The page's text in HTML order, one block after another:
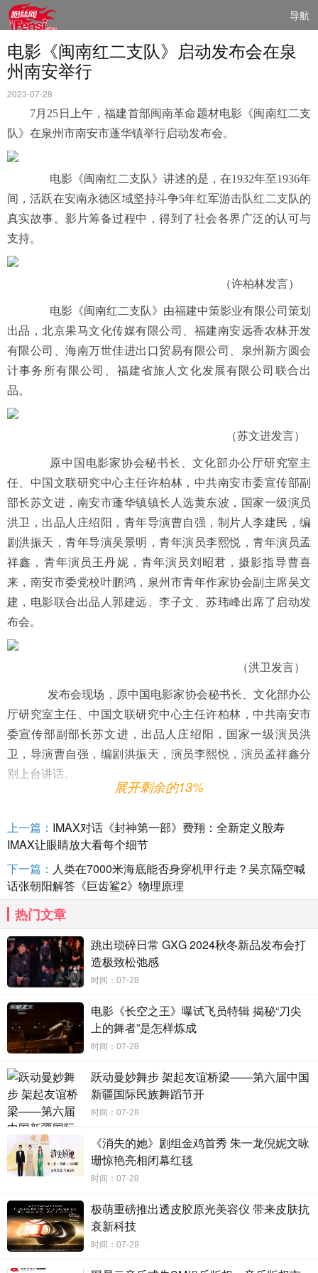
导航
电影《闽南红二支队》启动发布会在泉
州南安举行
2023-07-28
7月25日上午，福建首部闽南革命题材电影《闽南红二支
队》在泉州市南安市蓬华镇举行启动发布会。
电影《闽南红二支队》讲述的是，在1932年至1936年
间，活跃在安南永德区域坚持斗争5年红军游击队红二支队的
真实故事。影片筹备过程中，得到了社会各界广泛的认可与
支持。
（许柏林发言）
电影《闽南红二支队》由福建中策影业有限公司策划
出品，北京果马文化传媒有限公司、福建南安远香农林开发
有限公司、海南万世佳进出口贸易有限公司、泉州新方圆会
计事务所有限公司、福建省旅人文化发展有限公司联合出
品。
（苏文进发言）
原中国电影家协会秘书长、文化部办公厅研究室主
任、中国文联研究中心主任许柏林，中共南安市委宣传部副
部长苏文进，南安市蓬华镇镇长人选黄东波，国家一级演员
洪卫，出品人庄绍阳，青年导演曹自强，制片人李建民，编
剧洪振天，青年导演吴景明，青年演员李熙悦，青年演员孟
祥鑫，青年演员王丹妮，青年演员刘昭君，摄影指导曹喜
来，南安市委党校叶鹏鸿，泉州市青年作家协会副主席吴文
建，电影联合出品人郭建远、李子文、苏玮峰出席了启动发
布会。
（洪卫发言）
发布会现场，原中国电影家协会秘书长、文化部办公
厅研究室主任、中国文联研究中心主任许柏林，中共南安市
委宣传部副部长苏文进，出品人庄绍阳，国家一级演员洪
卫，导演曹自强，编剧洪振天，演员李熙悦，演员孟祥鑫分
别上台讲话。
随后，许柏林秘书长、苏文进副部长、出品人庄绍
阳、导演曹自强、演员洪卫、编剧洪振天、演员李熙悦、演
束。
展开剩余的13%
上一篇： IMAX对话《封神第一部》费翔：全新定义殷寿
IMAX让眼睛放大看每个细节
下一篇： 人类在7000米海底能否身穿机甲行走？吴京隔空喊
话张朝阳解答《巨齿鲨2》物理原理
热门文章
跳出琐碎日常 GXG 2024秋冬新品发布会打
造极致松弛感
时间：07-28
电影《长空之王》曝试飞员特辑 揭秘“刀尖
上的舞者”是怎样炼成
时间：07-28
跃动曼妙舞步 架起友谊桥梁——第六届中国
新疆国际民族舞蹈节开
时间：07-28
《消失的她》剧组金鸡首秀 朱一龙倪妮文咏
珊惊艳亮相闭幕红毯
时间：07-28
极萌重磅推出透皮胶原光美容仪 带来皮肤抗
衰新科技
时间：07-28